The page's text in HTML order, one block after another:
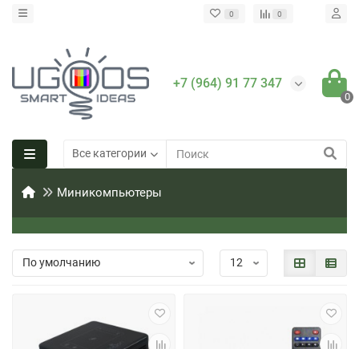
0 0
+7 (964) 91 77 347
0
Все категории
Миникомпьютеры